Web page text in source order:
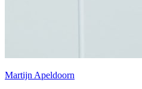
Martijn Apeldoorn